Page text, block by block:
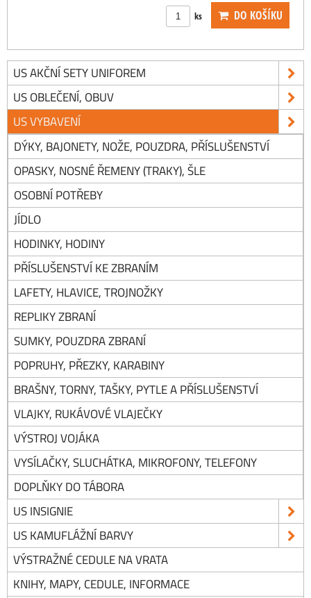
ks DO KOŠÍKU
US AKČNÍ SETY UNIFOREM
US OBLEČENÍ, OBUV
US VYBAVENÍ
DÝKY, BAJONETY, NOŽE, POUZDRA, PŘÍSLUŠENSTVÍ
OPASKY, NOSNÉ ŘEMENY (TRAKY), ŠLE
OSOBNÍ POTŘEBY
JÍDLO
HODINKY, HODINY
PŘÍSLUŠENSTVÍ KE ZBRANÍM
LAFETY, HLAVICE, TROJNOŽKY
REPLIKY ZBRANÍ
SUMKY, POUZDRA ZBRANÍ
POPRUHY, PŘEZKY, KARABINY
BRAŠNY, TORNY, TAŠKY, PYTLE A PŘÍSLUŠENSTVÍ
VLAJKY, RUKÁVOVÉ VLAJEČKY
VÝSTROJ VOJÁKA
VYSÍLAČKY, SLUCHÁTKA, MIKROFONY, TELEFONY
DOPLŇKY DO TÁBORA
US INSIGNIE
US KAMUFLÁŽNÍ BARVY
VÝSTRAŽNÉ CEDULE NA VRATA
KNIHY, MAPY, CEDULE, INFORMACE